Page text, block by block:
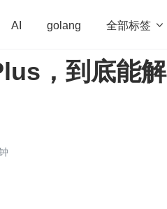
AI golang 全部标签 
学习方法 Web3.0 高
，到底能